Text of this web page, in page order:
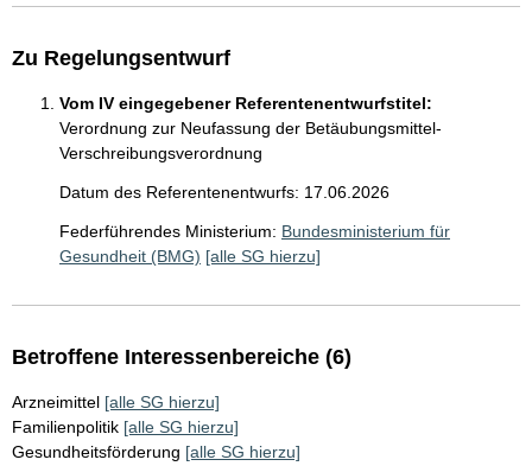
Zu Regelungsentwurf
Vom IV eingegebener Referentenentwurfstitel:
Verordnung zur Neufassung der Betäubungsmittel-
Verschreibungsverordnung
Datum des Referentenentwurfs: 17.06.2026
Federführendes Ministerium: Bundesministerium für
Gesundheit (BMG) [alle SG hierzu]
Betroffene Interessenbereiche (6)
Arzneimittel [alle SG hierzu]
Familienpolitik [alle SG hierzu]
Gesundheitsförderung [alle SG hierzu]